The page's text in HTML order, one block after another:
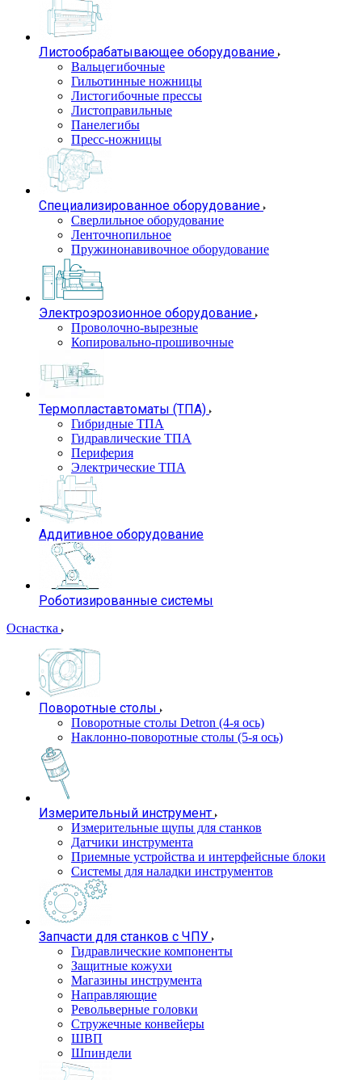
Листообрабатывающее оборудование
Вальцегибочные
Гильотинные ножницы
Листогибочные прессы
Листоправильные
Панелегибы
Пресс-ножницы
Специализированное оборудование
Сверлильное оборудование
Ленточнопильное
Пружинонавивочное оборудование
Электроэрозионное оборудование
Проволочно-вырезные
Копировально-прошивочные
Термопластавтоматы (ТПА)
Гибридные ТПА
Гидравлические ТПА
Периферия
Электрические ТПА
Аддитивное оборудование
Роботизированные системы
Оснастка
Поворотные столы
Поворотные столы Detron (4-я ось)
Наклонно-поворотные столы (5-я ось)
Измерительный инструмент
Измерительные щупы для станков
Датчики инструмента
Приемные устройства и интерфейсные блоки
Системы для наладки инструментов
Запчасти для станков с ЧПУ
Гидравлические компоненты
Защитные кожухи
Магазины инструмента
Направляющие
Револьверные головки
Стружечные конвейеры
ШВП
Шпиндели